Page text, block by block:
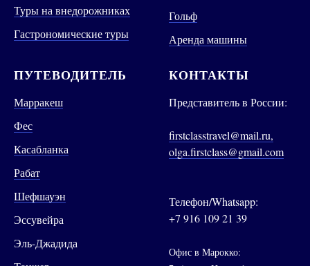
Туры на внедорожниках
Гастрономические туры
Гольф
Аренда машины
ПУТЕВОДИТЕЛЬ
Марракеш
Фес
Касабланка
Рабат
Шефшауэн
Эссувейра
Эль-Джадида
КОНТАКТЫ
Представитель в России:
firstclasstravel@mail.ru,
olga.firstclass@gmail.com
Телефон/Whatsapp:
+7 916 109 21 39
Офис в Марокко: